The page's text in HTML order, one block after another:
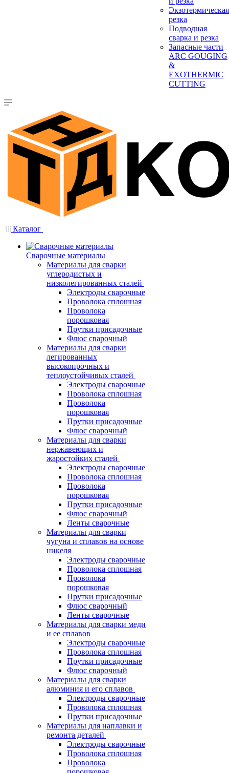
Экзотермическая
резка
Подводная
сварка и резка
Запасные части
ARC GOUGING
&
EXOTHERMIC
CUTTING
Каталог
Сварочные материалы
Материалы для сварки
углеродистых и
низколегированных сталей
Электроды сварочные
Проволока сплошная
Проволока
порошковая
Прутки присадочные
Флюс сварочный
Материалы для сварки
легированных
высокопрочных и
теплоустойчивых сталей
Электроды сварочные
Проволока сплошная
Проволока
порошковая
Прутки присадочные
Флюс сварочный
Материалы для сварки
нержавеющих и
жаростойких сталей
Электроды сварочные
Проволока сплошная
Проволока
порошковая
Прутки присадочные
Флюс сварочный
Ленты сварочные
Материалы для сварки
чугуна и сплавов на основе
никеля
Электроды сварочные
Проволока сплошная
Проволока
порошковая
Прутки присадочные
Флюс сварочный
Ленты сварочные
Материалы для сварки меди
и ее сплавов
Электроды сварочные
Проволока сплошная
Прутки присадочные
Флюс сварочный
Материалы для сварки
алюминия и его сплавов
Электроды сварочные
Проволока сплошная
Прутки присадочные
Материалы для наплавки и
ремонта деталей
Электроды сварочные
Проволока сплошная
Проволока